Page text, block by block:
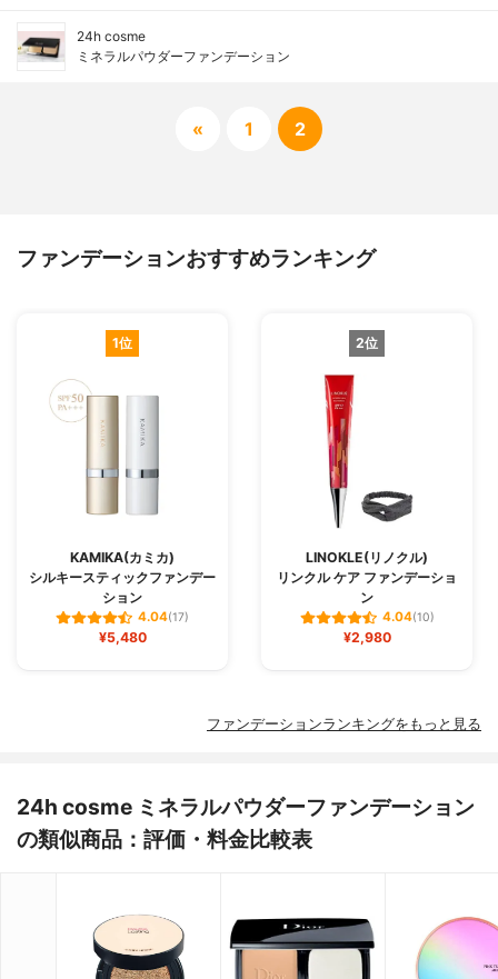
24h cosme
ミネラルパウダーファンデーション
« 1 2
ファンデーションおすすめランキング
1位
KAMIKA(カミカ)
シルキースティックファンデー
ション
4.04(17)
¥5,480
2位
LINOKLE(リノクル)
リンクル ケア ファンデーショ
ン
4.04(10)
¥2,980
ファンデーションランキングをもっと見る
24h cosme ミネラルパウダーファンデーション
の類似商品：評価・料金比較表